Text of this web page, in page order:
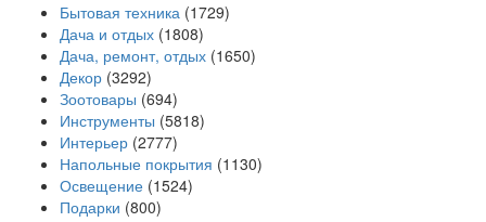
Бытовая техника (1729)
Дача и отдых (1808)
Дача, ремонт, отдых (1650)
Декор (3292)
Зоотовары (694)
Инструменты (5818)
Интерьер (2777)
Напольные покрытия (1130)
Освещение (1524)
Подарки (800)